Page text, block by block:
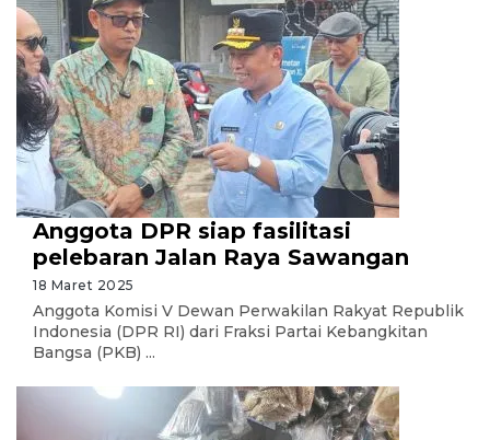
Anggota DPR siap fasilitasi
pelebaran Jalan Raya Sawangan
18 Maret 2025
Anggota Komisi V Dewan Perwakilan Rakyat Republik
Indonesia (DPR RI) dari Fraksi Partai Kebangkitan
Bangsa (PKB) ...